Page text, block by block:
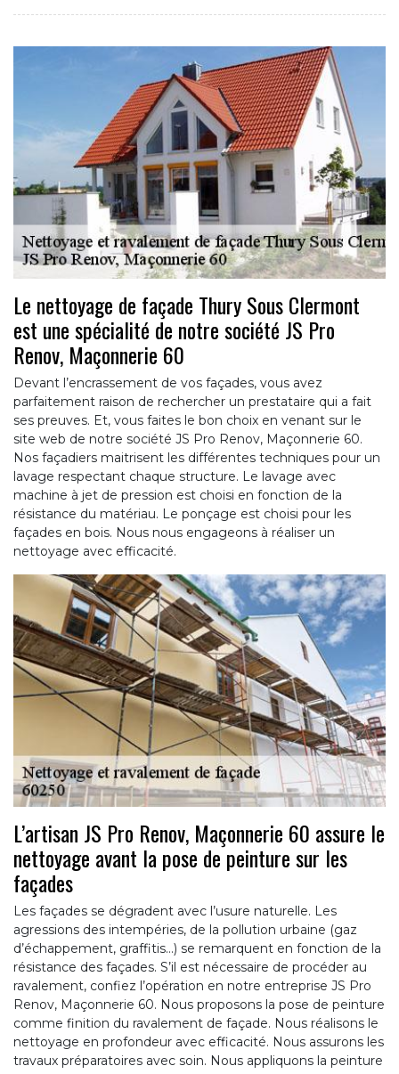
Le nettoyage de façade Thury Sous Clermont
est une spécialité de notre société JS Pro
Renov, Maçonnerie 60
Devant l’encrassement de vos façades, vous avez
parfaitement raison de rechercher un prestataire qui a fait
ses preuves. Et, vous faites le bon choix en venant sur le
site web de notre société JS Pro Renov, Maçonnerie 60.
Nos façadiers maitrisent les différentes techniques pour un
lavage respectant chaque structure. Le lavage avec
machine à jet de pression est choisi en fonction de la
résistance du matériau. Le ponçage est choisi pour les
façades en bois. Nous nous engageons à réaliser un
nettoyage avec efficacité.
L’artisan JS Pro Renov, Maçonnerie 60 assure le
nettoyage avant la pose de peinture sur les
façades
Les façades se dégradent avec l’usure naturelle. Les
agressions des intempéries, de la pollution urbaine (gaz
d’échappement, graffitis…) se remarquent en fonction de la
résistance des façades. S’il est nécessaire de procéder au
ravalement, confiez l’opération en notre entreprise JS Pro
Renov, Maçonnerie 60. Nous proposons la pose de peinture
comme finition du ravalement de façade. Nous réalisons le
nettoyage en profondeur avec efficacité. Nous assurons les
travaux préparatoires avec soin. Nous appliquons la peinture